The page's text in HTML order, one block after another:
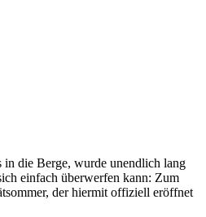
in die Berge, wurde unendlich lang
einfach überwerfen kann: Zum
der hiermit offiziell eröffnet